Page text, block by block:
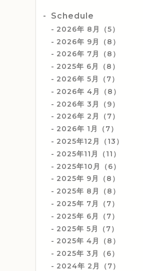
Schedule
2026年 8月（5）
2026年 9月（8）
2026年 7月（8）
2025年 6月（8）
2026年 5月（7）
2026年 4月（8）
2026年 3月（9）
2026年 2月（7）
2026年 1月（7）
2025年12月（13）
2025年11月（11）
2025年10月（6）
2025年 9月（8）
2025年 8月（8）
2025年 7月（7）
2025年 6月（7）
2025年 5月（7）
2025年 4月（8）
2025年 3月（6）
2024年 2月（7）